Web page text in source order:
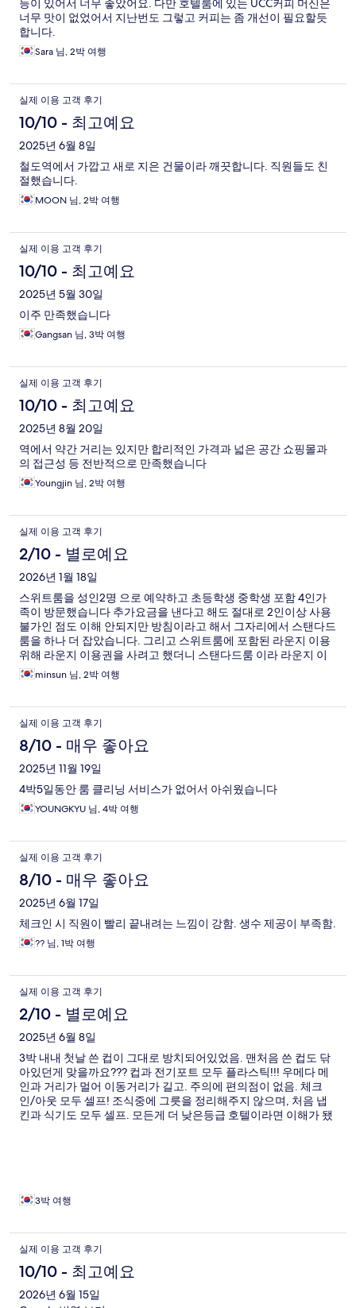
등이 있어서 너무 좋았어요. 다만 호텔룸에 있는 UCC커피 머신은
너무 맛이 없었어서 지난번도 그렇고 커피는 좀 개선이 필요할듯
합니다.
Sara 님, 2박 여행
실제 이용 고객 후기
10/10 - 최고예요
2025년 6월 8일
철도역에서 가깝고 새로 지은 건물이라 깨끗합니다. 직원들도 친
절했습니다.
MOON 님, 2박 여행
실제 이용 고객 후기
10/10 - 최고예요
2025년 5월 30일
이주 만족했습니다
Gangsan 님, 3박 여행
실제 이용 고객 후기
10/10 - 최고예요
2025년 8월 20일
역에서 약간 거리는 있지만 합리적인 가격과 넓은 공간 쇼핑몰과
의 접근성 등 전반적으로 만족했습니다
Youngjin 님, 2박 여행
실제 이용 고객 후기
2/10 - 별로예요
2026년 1월 18일
스위트룸을 성인2명 으로 예약하고 초등학생 중학생 포함 4인가
족이 방문했습니다 추가요금을 낸다고 해도 절대로 2인이상 사용
불가인 점도 이해 안되지만 방침이라고 해서 그자리에서 스탠다드
룸을 하나 더 잡았습니다. 그리고 스위트룸에 포함된 라운지 이용
위해 라운지 이용권을 사려고 했더니 스탠다드룸 이라 라운지 이
용자체가 불가능 하답니다. 한가족이 스위트룸에 묵으면 나머지
가족한테는 적어도 요금내고 라운지 이용은 할 수 있어야 하지 않
권을 그냥 달라는것도 아니고 말입니다. 위치는 나쁘지 않았지만
스위트룸 하나 스탠다드룸 하나 사용할 비용으로 바로 옆 월도프
아스토리아 이용하는것이 훨씬 좋을 것 같습니다
minsun 님, 2박 여행
실제 이용 고객 후기
8/10 - 매우 좋아요
2025년 11월 19일
4박5일동안 룸 클리닝 서비스가 없어서 아쉬웠습니다
YOUNGKYU 님, 4박 여행
실제 이용 고객 후기
8/10 - 매우 좋아요
2025년 6월 17일
체크인 시 직원이 빨리 끝내려는 느낌이 강함. 생수 제공이 부족함.
?? 님, 1박 여행
실제 이용 고객 후기
2/10 - 별로예요
2025년 6월 8일
3박 내내 첫날 쓴 컵이 그대로 방치되어있었음. 맨처음 쓴 컵도 닦
아있던게 맞을까요??? 컵과 전기포트 모두 플라스틱!!! 우메다 메
인과 거리가 멀어 이동거리가 길고. 주의에 편의점이 없음. 체크
인/아웃 모두 셀프! 조식중에 그릇을 정리해주지 않으며, 처음 냅
킨과 식기도 모두 셀프. 모든게 더 낮은등급 호텔이라면 이해가 됐
3박 여행
실제 이용 고객 후기
10/10 - 최고예요
2026년 6월 15일